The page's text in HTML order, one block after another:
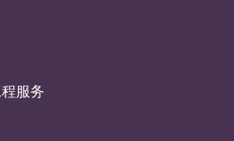
服务